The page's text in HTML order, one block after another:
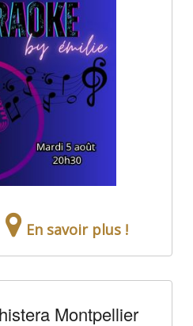
En savoir plus !
Montpellier